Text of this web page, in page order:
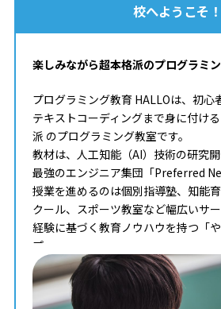
校へようこそ！
楽しみながら超本格派のプログラミ
プログラミング教育 HALLOは、初心
テキストコーディングまで身に付け
派 のプログラミング教室です。
教材は、人工知能（AI）技術の研究
最強のエンジニア集団「Preferred
授業を進めるのは個別指導塾、知能
クール、スポーツ教室など幅広いサー
経験に基づく教育ノウハウを持つ「
プ」。
タイピングからコンピュータサイエン
教材を使って、一人ひとりのペースや
別最適化レッスンでプログラミング